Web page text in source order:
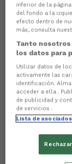
Aún no hay
Racing Club
Migue Leal
equipo
se avecina . El
delateral
Tarragona, con
LaLiga
El futbolista
Segunda
,
inferior de la
del fondo a la
efecto dentro de
más, consulta
Tanto
los datos para
Utilizar datos de
activamente las
identificación.
acceder a ella .
de publicidad y
de servicios .
Lista de